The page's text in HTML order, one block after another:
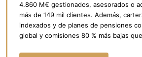
4.860 M€ gestionados, asesorados o
más de 149 mil clientes. Además,
indexados y de planes de pensiones
global y comisiones 80 % más bajas